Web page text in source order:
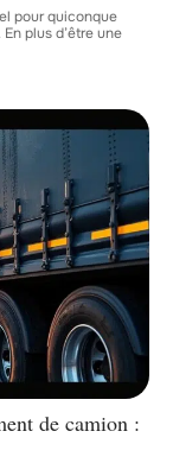
pour quiconque
plus d’être une
de camion :